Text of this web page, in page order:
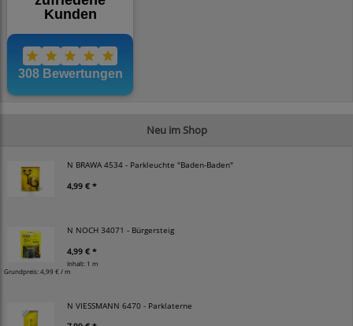
Neu im Shop
N BRAWA 4534 - Parkleuchte "Baden-Baden"
4,99 € *
N NOCH 34071 - Bürgersteig
4,99 € *
Inhalt: 1 m
Grundpreis:4,99 € / m
N VIESSMANN 6470 - Parklaterne